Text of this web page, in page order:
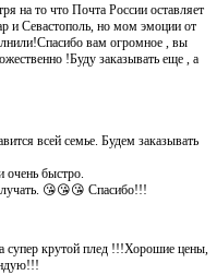
на то что Почта России оставляет
и Севастополь, но мом эмоции от
вам огромное , вы
!Буду заказывать еще , а
всей семье. Будем заказывать
очень быстро.
😘😘😘 Спасибо!!!
супер крутой плед !!!Хорошие цены,